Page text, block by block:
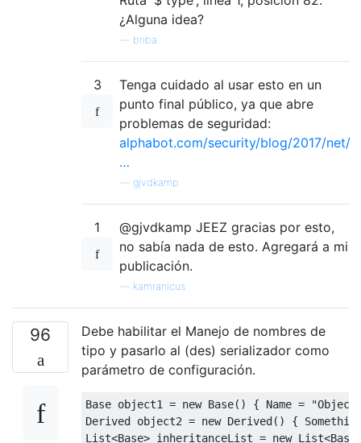
¿Alguna idea?
briba
3
Tenga cuidado al usar esto en un
punto final público, ya que abre
problemas de seguridad:
alphabot.com/security/blog/2017/net/
…
gjvdkamp
1
@gjvdkamp JEEZ gracias por esto,
no sabía nada de esto. Agregará a mi
publicación.
kamranicus
96
Debe habilitar el Manejo de nombres de
tipo y pasarlo al (des) serializador como
parámetro de configuración.
Base object1 = new Base() { Name =
Derived object2 = new Derived() {
List<Base> inheritanceList = new List<Base